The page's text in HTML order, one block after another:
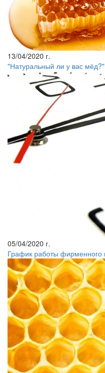
13/04/2020 г.
"Натуральный ли у вас мёд?"
05/04/2020 г.
График работы фирменного